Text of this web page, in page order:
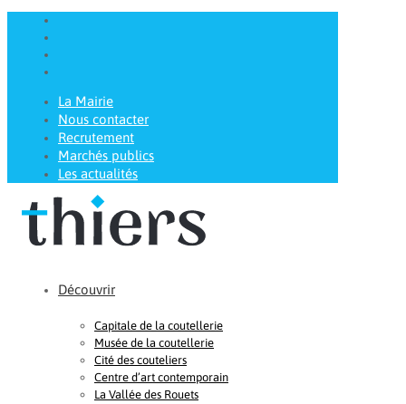
La Mairie
Nous contacter
Recrutement
Marchés publics
Les actualités
Découvrir
Capitale de la coutellerie
Musée de la coutellerie
Cité des couteliers
Centre d’art contemporain
La Vallée des Rouets